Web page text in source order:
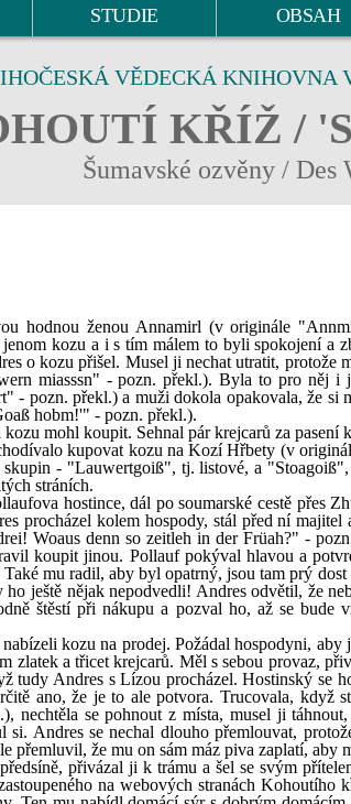
STUDIE OBSAH
VĚDECKÁ KNIHOVNA
KŘÍŽ /
Šumavské ozvěny / Des
hodnou ženou Annamirl (v originále
kozu a i s tím málem to byli spokojení a
o kozu přišel. Musel ji nechat utratit, protože
miasssn" - pozn. překl.). Byla to pro něj i
- pozn. překl.) a muži dokola opakovala, že si
hobm!'" - pozn. překl.).
mohl koupit. Sehnal pár krejcarů za pasení
kupovat kozu na Kozí Hřbety (v
- "Lauwertgoiß", tj. listové, a
stráních.
hostince, dál po soumarské cestě přes
procházel kolem hospody, stál před ní
Woaus denn so zeitleh in der Früah?" -
koupit jinou. Pollauf pokýval hlavou a
mu radil, aby byl opatrný, jsou tam prý
ještě nějak nepodvedli! Andres odvětil, že
štěstí při nákupu a pozval ho, až se bude
kozu na prodej. Požádal hospodyni,
zlatek a třicet krejcarů. Měl s sebou provaz,
tudy Andres s Lízou procházel. Hostinský se
ano, že je to ale potvora. Trucovala, když
nechtěla se pohnout z místa, musel ji
Andres se nechal dlouho přemlouvat,
přemluvil, že mu on sám máz piva zaplatí, aby
přivázal ji k trámu a šel se svým
na webových stranách Kohoutího